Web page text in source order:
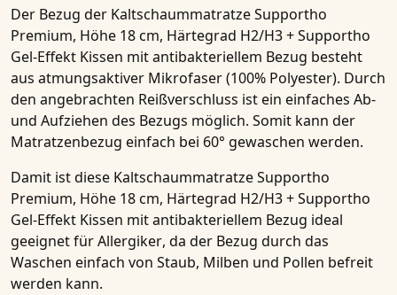
Der Bezug der Kaltschaummatratze Supportho
Premium, Höhe 18 cm, Härtegrad H2/H3 + Supportho
Gel-Effekt Kissen mit antibakteriellem Bezug besteht
aus atmungsaktiver Mikrofaser(100% Polyester). Durch
den angebrachten Reißverschluss ist ein einfaches Ab-
und Aufziehen des Bezugs möglich. Somit kann der
Matratzenbezug einfach bei 60° gewaschen werden.
Damit ist diese Kaltschaummatratze Supportho
Premium, Höhe 18 cm, Härtegrad H2/H3 + Supportho
Gel-Effekt Kissen mit antibakteriellem Bezug ideal
geeignet fürAllergiker, da der Bezug durch das
Waschen einfach von Staub, Milben und Pollen befreit
werden kann.